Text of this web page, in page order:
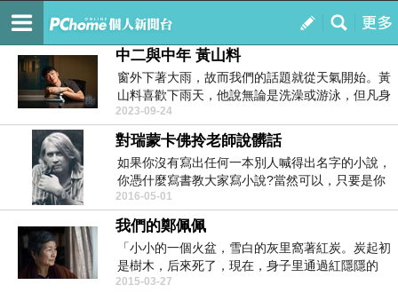
我的
訂閱
對我說髒話
中二與中年 黃山料
窗外下著大雨，故而我們的話題就從天氣開始。黃
山料喜歡下雨天，他說無論是洗澡或游泳，但凡身
體泡過水了，...
2023-09-24
對瑞蒙卡佛拎老師說髒話
如果你沒有寫出任何一本別人喊得出名字的小說，
你憑什麼寫書教大家寫小說?當然可以，只要是你
的學生是瑞蒙...
2016-05-01
我們的鄭佩佩
「小小的一個火盆，雪白的灰里窩著紅炭。炭起初
是樹木，后來死了，現在，身子里通過紅隱隱的
火，又活過來，...
2015-03-27